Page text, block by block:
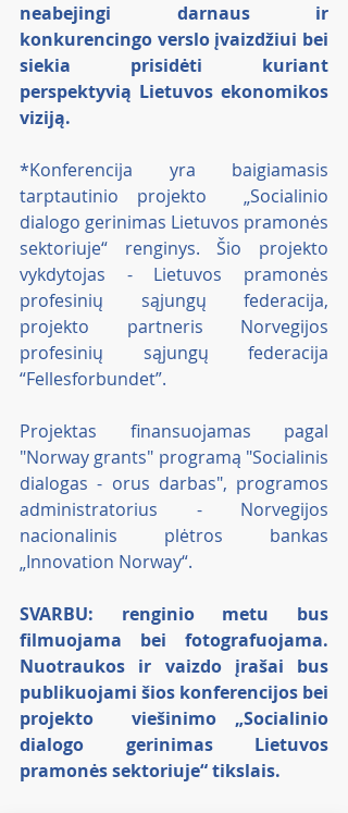
neabejingi darnaus ir
konkurencingo verslo įvaizdžiui bei
siekia prisidėti kuriant
perspektyvią Lietuvos ekonomikos
viziją.
*Konferencija yra baigiamasis
tarptautinio projekto „Socialinio
dialogo gerinimas Lietuvos pramonės
sektoriuje“ renginys. Šio projekto
vykdytojas - Lietuvos pramonės
profesinių sąjungų federacija,
projekto partneris Norvegijos
profesinių sąjungų federacija
“Fellesforbundet”.
Projektas finansuojamas pagal
"Norway grants" programą "Socialinis
dialogas - orus darbas", programos
administratorius - Norvegijos
nacionalinis plėtros bankas
„Innovation Norway“.
SVARBU: renginio metu bus
filmuojama bei fotografuojama.
Nuotraukos ir vaizdo įrašai bus
publikuojami šios konferencijos bei
projekto  viešinimo „Socialinio
dialogo gerinimas Lietuvos
pramonės sektoriuje“ tikslais.